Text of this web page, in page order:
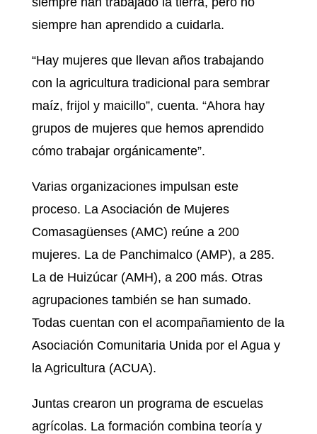
siempre han aprendido a cuidarla.
“Hay mujeres que llevan años trabajando
con la agricultura tradicional para sembrar
maíz, frijol y maicillo”, cuenta. “Ahora hay
grupos de mujeres que hemos aprendido
cómo trabajar orgánicamente”.
Varias organizaciones impulsan este
proceso. La Asociación de Mujeres
Comasagüenses (AMC) reúne a 200
mujeres. La de Panchimalco (AMP), a 285.
La de Huizúcar (AMH), a 200 más. Otras
agrupaciones también se han sumado.
Todas cuentan con el acompañamiento de la
Asociación Comunitaria Unida por el Agua y
la Agricultura (ACUA).
Juntas crearon un programa de escuelas
agrícolas. La formación combina teoría y